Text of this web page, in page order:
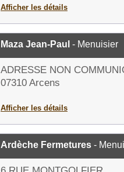
Afficher les détails
Maza Jean-Paul - Menuisier
ADRESSE NON
07310 Arcens
Afficher les détails
Ardèche Fermetures -